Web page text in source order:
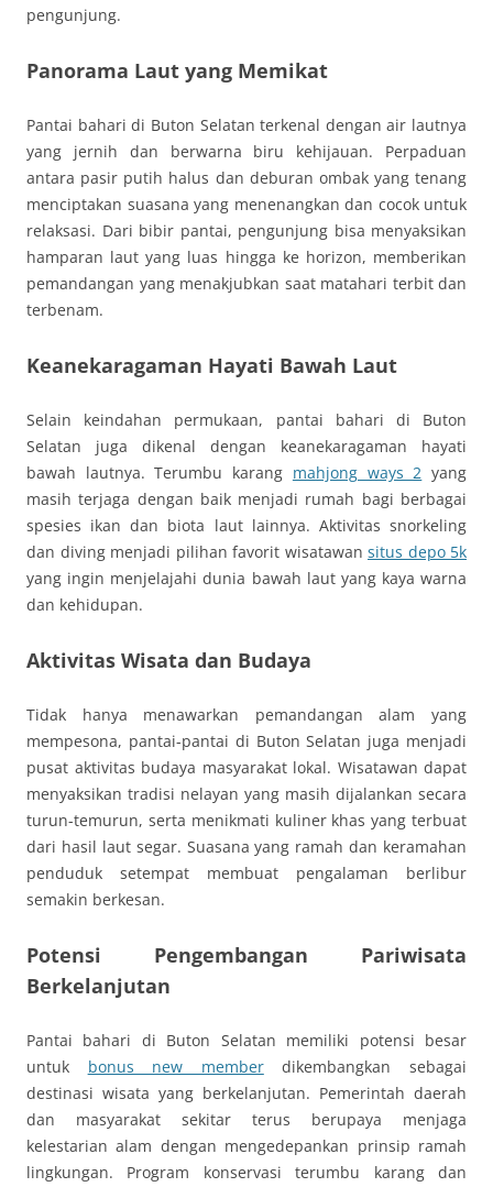
pengunjung.
Panorama Laut yang Memikat
Pantai bahari di Buton Selatan terkenal dengan air lautnya
yang jernih dan berwarna biru kehijauan. Perpaduan
antara pasir putih halus dan deburan ombak yang tenang
menciptakan suasana yang menenangkan dan cocok untuk
relaksasi. Dari bibir pantai, pengunjung bisa menyaksikan
hamparan laut yang luas hingga ke horizon, memberikan
pemandangan yang menakjubkan saat matahari terbit dan
terbenam.
Keanekaragaman Hayati Bawah Laut
Selain keindahan permukaan, pantai bahari di Buton
Selatan juga dikenal dengan keanekaragaman hayati
bawah lautnya. Terumbu karang mahjong ways 2 yang
masih terjaga dengan baik menjadi rumah bagi berbagai
spesies ikan dan biota laut lainnya. Aktivitas snorkeling
dan diving menjadi pilihan favorit wisatawan situs depo 5k
yang ingin menjelajahi dunia bawah laut yang kaya warna
dan kehidupan.
Aktivitas Wisata dan Budaya
Tidak hanya menawarkan pemandangan alam yang
mempesona, pantai-pantai di Buton Selatan juga menjadi
pusat aktivitas budaya masyarakat lokal. Wisatawan dapat
menyaksikan tradisi nelayan yang masih dijalankan secara
turun-temurun, serta menikmati kuliner khas yang terbuat
dari hasil laut segar. Suasana yang ramah dan keramahan
penduduk setempat membuat pengalaman berlibur
semakin berkesan.
Potensi Pengembangan Pariwisata
Berkelanjutan
Pantai bahari di Buton Selatan memiliki potensi besar
untuk bonus new memberdikembangkan sebagai
destinasi wisata yang berkelanjutan. Pemerintah daerah
dan masyarakat sekitar terus berupaya menjaga
kelestarian alam dengan mengedepankan prinsip ramah
lingkungan. Program konservasi terumbu karang dan